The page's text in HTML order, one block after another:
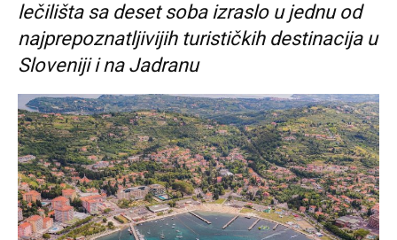
lečilišta sa deset soba izraslo u jednu od
najprepoznatljivijih turističkih destinacija u
Sloveniji i na Jadranu